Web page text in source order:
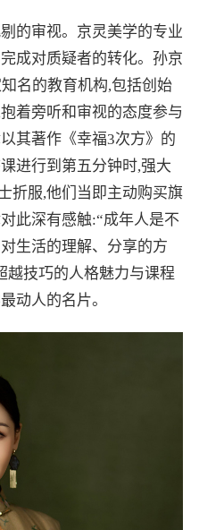
的审视。京灵美学的专业
成对质疑者的转化。孙京
名的教育机构,包括创始
着旁听和审视的态度参与
其著作《幸福3次方》的
进行到第五分钟时,强大
折服,他们当即主动购买旗
此深有感触:“成年人是不
生活的理解、分享的方
越技巧的人格魅力与课程
动人的名片。